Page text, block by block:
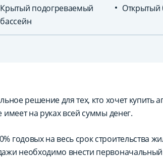
Крытый подогреваемый
бассейн
Открытый
решение для тех, кто хочет купить
на руках всей суммы денег.
годовых на весь срок строительства
необходимо внести